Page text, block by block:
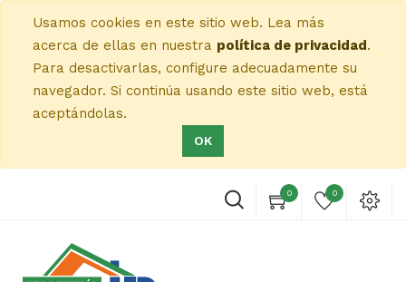
Usamos cookies en este sitio web. Lea más
acerca de ellas en nuestra política de privacidad.
Para desactivarlas, configure adecuadamente su
navegador. Si continúa usando este sitio web, está
aceptándolas.
OK
0 0